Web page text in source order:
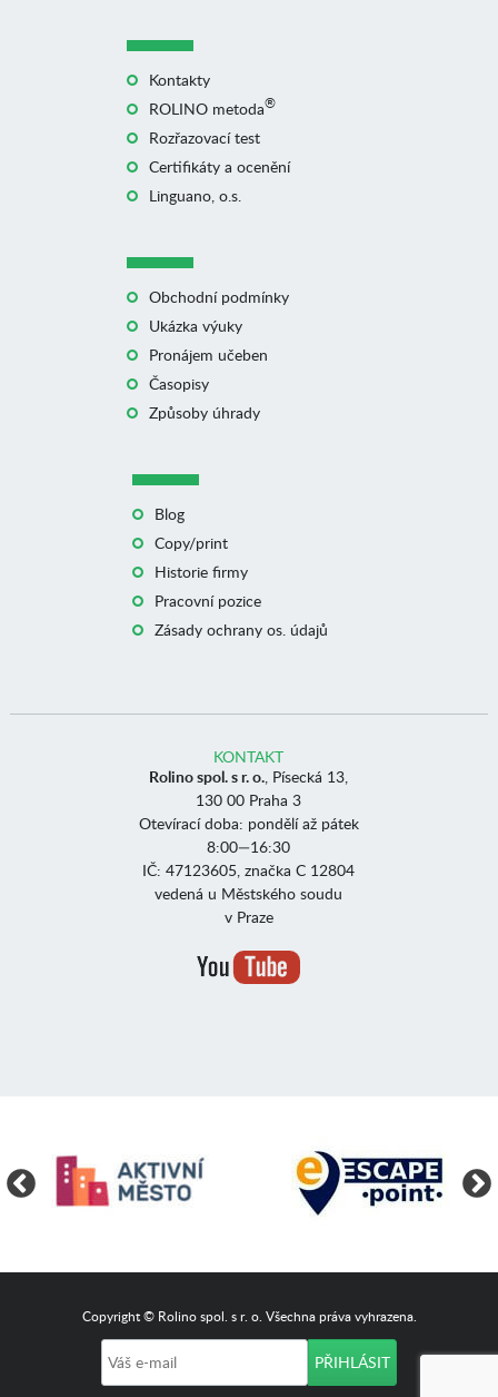
Kontakty
ROLINO metoda®
Rozřazovací test
Certifikáty a ocenění
Linguano, o.s.
Obchodní podmínky
Ukázka výuky
Pronájem učeben
Časopisy
Způsoby úhrady
Blog
Copy/print
Historie firmy
Pracovní pozice
Zásady ochrany os. údajů
KONTAKT
Rolino spol. s r. o., Písecká 13,
130 00 Praha 3
Otevírací doba: pondělí až pátek
8:00—16:30
IČ: 47123605, značka C 12804
vedená u Městského soudu
v Praze
Copyright © Rolino spol. s r. o. Všechna práva vyhrazena.